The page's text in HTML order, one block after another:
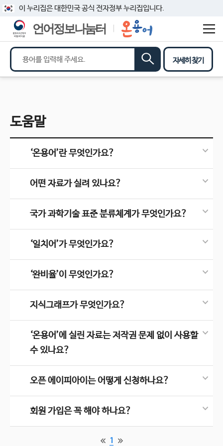
이 누리집은 대한민국 공식 전자정부 누리집입니다.
언어정보나눔터
자세히 찾기
도움말
‘온용어’란 무엇인가요?
어떤 자료가 실려 있나요?
국가 과학기술 표준 분류체계가 무엇인가요?
‘일치어’가 무엇인가요?
‘완비율’이 무엇인가요?
지식그래프가 무엇인가요?
‘온용어’에 실린 자료는 저작권 문제 없이 사용할
수 있나요?
오픈 에이피아이는 어떻게 신청하나요?
회원 가입은 꼭 해야 하나요?
1